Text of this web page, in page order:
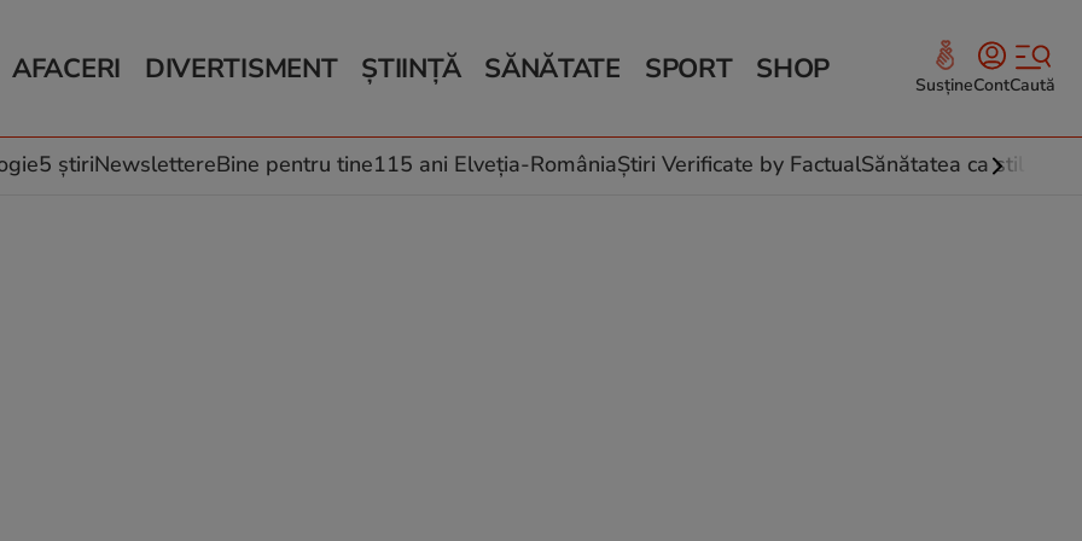
AFACERI
Auto
Locuri de muncă
DIVERTISMENT
Horoscop
Muzică și Filme
ȘTIINȚĂ
Schimbări climatice
SĂNĂTATE
Relații
Rețete culinare
SPORT SHOP SusțineContCaută
5 știriNewslettereBine pentru tine115 ani Elveția-RomâniaȘtiri Verificate by FactualSănătatea ca stil de